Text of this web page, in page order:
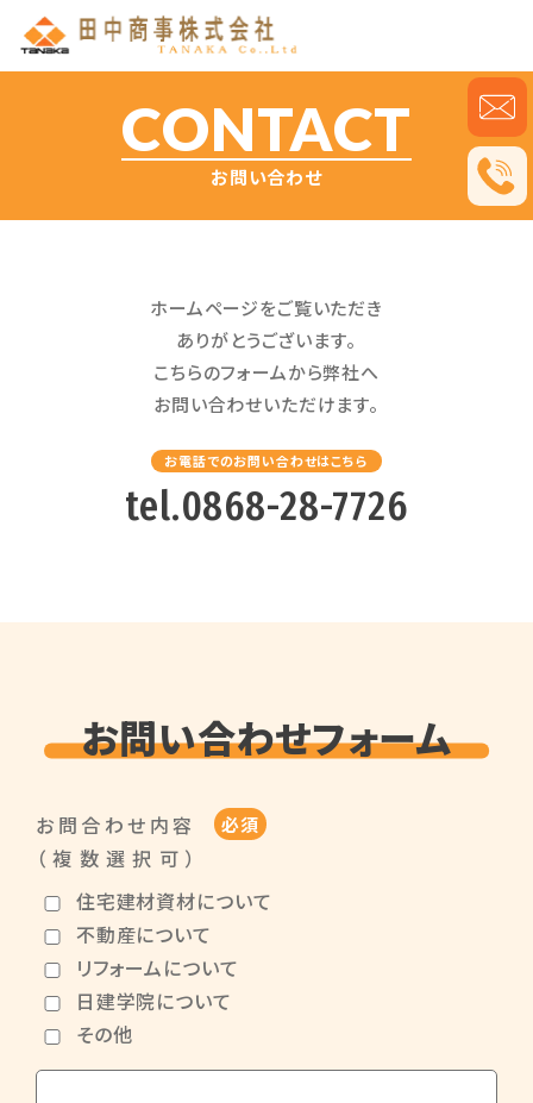
CONTACT
お問い合わせ
ホームページをご覧いただき
ありがとうございます。
こちらのフォームから弊社へ
お問い合わせいただけます。
お電話でのお問い合わせはこちら
tel.0868-28-7726
お問い合わせフォーム
お問合わせ内容
（複数選択可）
必須
住宅建材資材について
不動産について
リフォームについて
日建学院について
その他